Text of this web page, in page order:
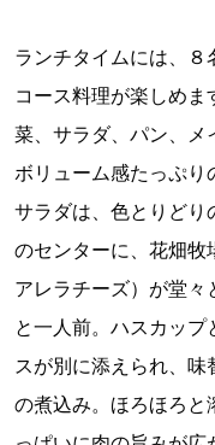
ランチタイムには、
コース料理が楽しめ
菜、サラダ、パン、メ
ボリューム感たっぷり
サラダは、色とりど
のセンターに、花畑
アレラチーズ）が堂
と一人前。ハスカッ
スが別に添えられ、
の煮込み。ほろほろ